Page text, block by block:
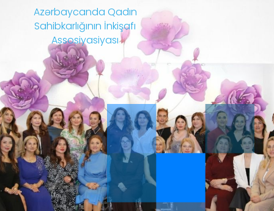
Azərbaycanda Qadın
Sahibkarlığının İnkişafı
Assosiyasiyası